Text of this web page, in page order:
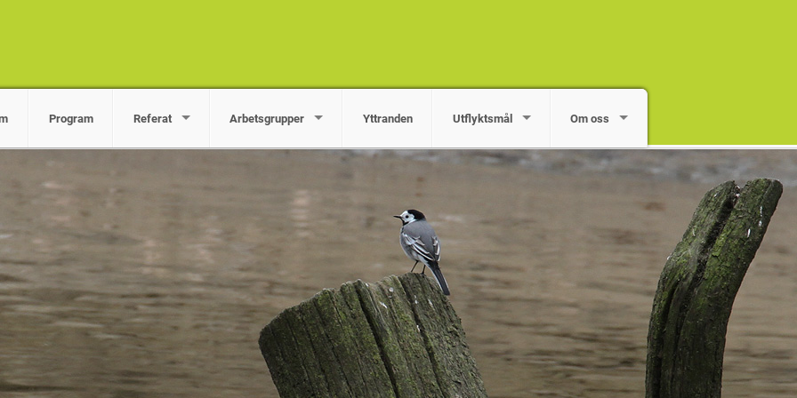
Program Referat Arbetsgrupper Yttranden Utflyktsmål Om oss